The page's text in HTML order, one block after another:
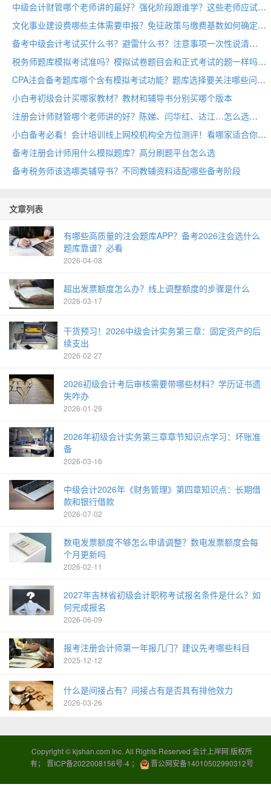
中级会计财管哪个老师讲的最好？强化阶段跟谁学？这些老师应试神了
文化事业建设费哪些主体需要申报？免征政策与缴费基数如何确定
备考中级会计考试买什么书？避雷什么书？注意事项一次性说清
税务师题库模拟考试准吗？模拟试卷题目会和正式考试的题一样吗
CPA注会备考题库哪个含有模拟考试功能？题库选择要关注哪些问题
小白考初级会计买哪家教材？教材和辅导书分别买哪个版本
注册会计师财管哪个老师讲的好？陈娣、闫华红、达江…怎么选
小白备考必看！会计培训线上网校机构全方位测评！看哪家适合你
备考注册会计师用什么模拟题库？高分刷题平台怎么选
备考税务师该选哪类辅导书？不同教辅资料适配哪些备考阶段
文章列表
有哪些高质量的注会题库APP？备考2026注会选什么
题库靠谱？必看
2026-04-08
超出发票额度怎么办？线上调整额度的步骤是什么
2026-03-17
干货预习！2026中级会计实务第三章：固定资产的后
续支出
2026-02-27
2026初级会计考后审核需要带哪些材料？学历证书遗
失咋办
2026-01-29
2026年初级会计实务第三章章节知识点学习：坏账准
备
2026-03-16
中级会计2026年《财务管理》第四章知识点：长期借
款和银行借款
2026-07-02
数电发票额度不够怎么申请调整？数电发票额度会每
个月更新吗
2026-02-11
2027年吉林省初级会计职称考试报名条件是什么？如
何完成报名
2026-06-09
报考注册会计师第一年报几门？建议先考哪些科目
2025-12-12
什么是间接占有？间接占有是否具有排他效力
2026-03-26
Copyright ©kjshan.com Inc. All Rights Reserved 会计上岸网 版权所
有； 晋ICP备2022008156号-4； 晋公网安备14010502990312号